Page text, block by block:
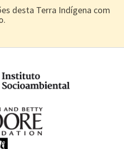
desta Terra Indígena com